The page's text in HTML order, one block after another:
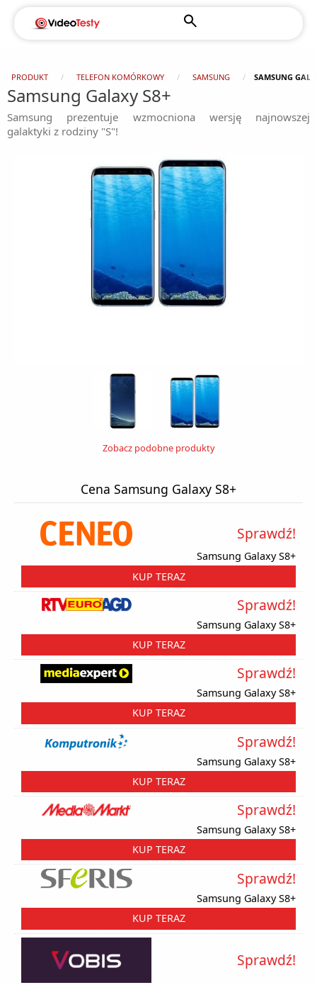
PRODUKT TELEFON KOMÓRKOWY SAMSUNG SAMSUNG
Samsung Galaxy S8+
Samsung prezentuje wzmocniona wersję najnowszej
galaktyki z rodziny "S"!
Zobacz podobne produkty
Cena Samsung Galaxy S8+
Samsung Galaxy S8+
Sprawdź!
KUP TERAZ
Samsung Galaxy S8+
Sprawdź!
KUP TERAZ
Samsung Galaxy S8+
Sprawdź!
KUP TERAZ
Samsung Galaxy S8+
Sprawdź!
KUP TERAZ
Samsung Galaxy S8+
Sprawdź!
KUP TERAZ
Samsung Galaxy S8+
Sprawdź!
KUP TERAZ
Sprawdź!